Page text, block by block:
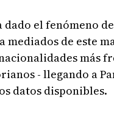
dado el fenómeno
mediados de este
más
- llegando a
datos disponibles.